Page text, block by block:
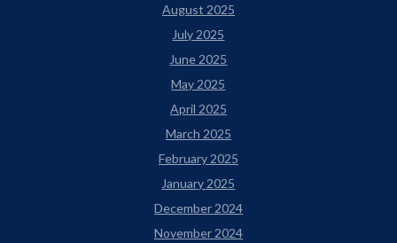
August 2025
July 2025
June 2025
May 2025
April 2025
March 2025
February 2025
January 2025
December 2024
November 2024